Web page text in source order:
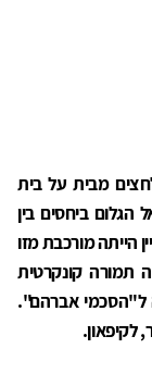
מבית על בית
הגלום ביחסים בין
הייתה מורכבת מזו
תמורה קונקרטית
ל"הסכמי אברהם".
לקיפאון.